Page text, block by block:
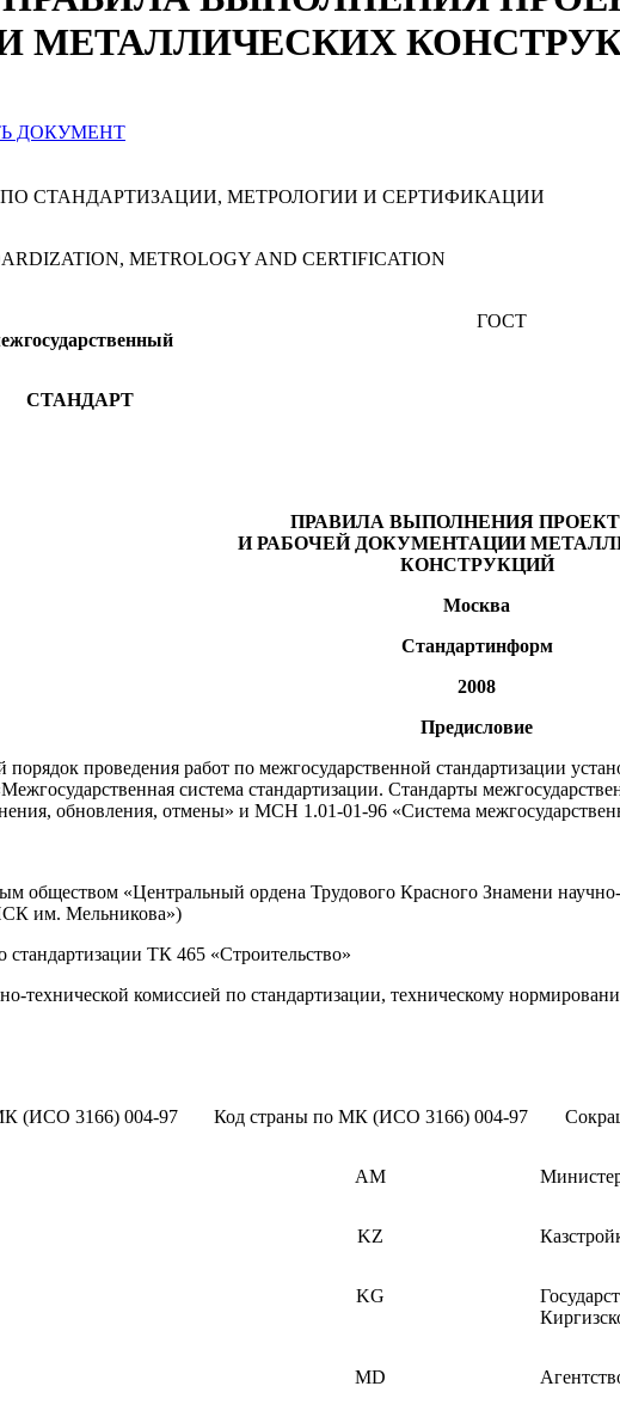
МЕТАЛЛИЧЕСКИХ
ДОКУМЕНТ
СТАНДАРТИЗАЦИИ, МЕТРОЛОГИИ И СЕРТИФИКАЦИИ
METROLOGY AND CERTIFICATION
ГОСТ
СТАНДАРТ
ПРАВИЛА ВЫПОЛНЕНИЯ
И РАБОЧЕЙ ДОКУМЕНТАЦИИ
КОНСТРУКЦИЙ
Москва
Стандартинформ
2008
Предисловие
проведения работ по межгосударственной стандартизации
система стандартизации. Стандарты
обновления, отмены» и МСН 1.01-01-96 «Система
«Центральный ордена Трудового Красного Знамени научно-
им. Мельникова»)
ТК 465 «Строительство»
технической комиссией по стандартизации, техническому
(ИСО 3166) 004-97 Код страны по МК (ИСО 3166) 004-97
AM
KZ
KG
MD